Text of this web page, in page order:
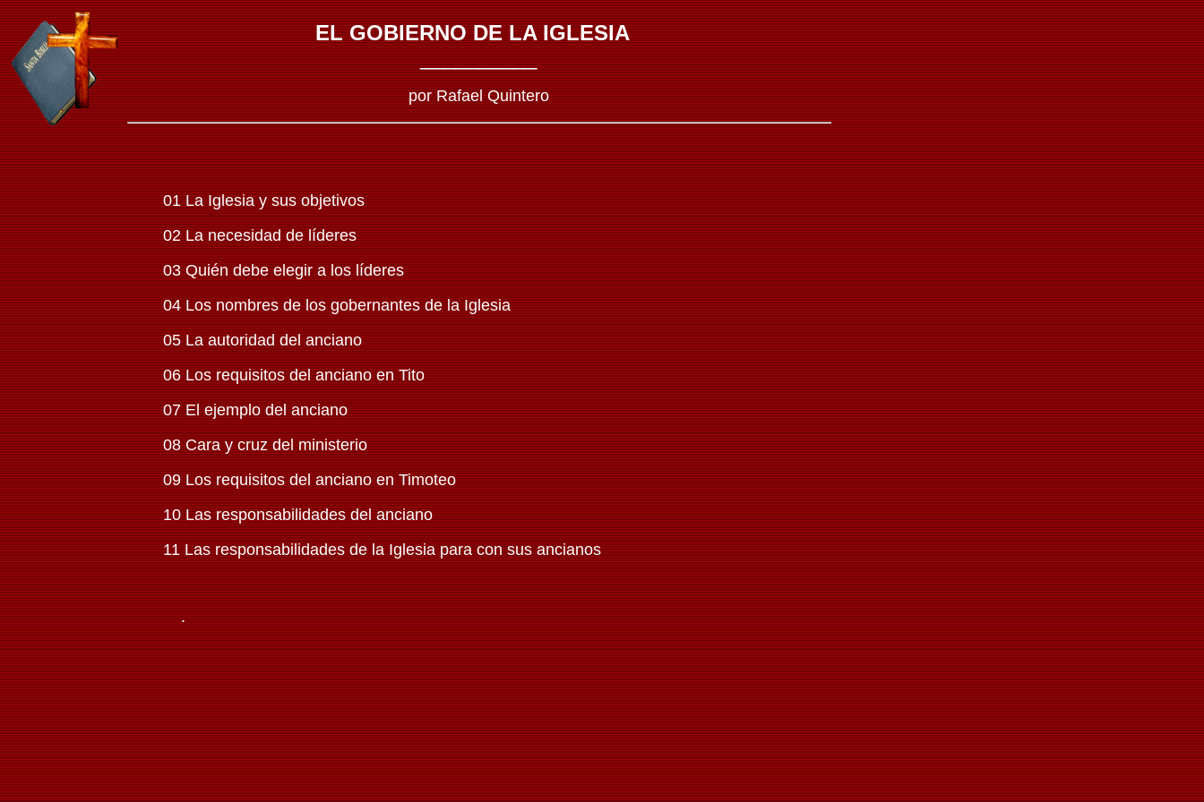
EL GOBIERNO DE LA IGLESIA
__________
por Rafael Quintero
01 La Iglesia y sus objetivos
02 La necesidad de líderes
03 Quién debe elegir a los líderes
04 Los nombres de los gobernantes de la Iglesia
05 La autoridad del anciano
06 Los requisitos del anciano en Tito
07 El ejemplo del anciano
08 Cara y cruz del ministerio
09 Los requisitos del anciano en Timoteo
10 Las responsabilidades del anciano
11 Las responsabilidades de la Iglesia para con sus ancianos
.